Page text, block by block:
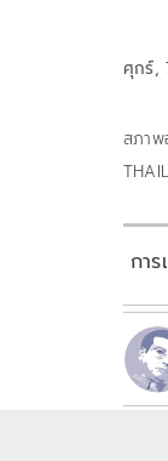
ศุกร์,
สภาพ
กา